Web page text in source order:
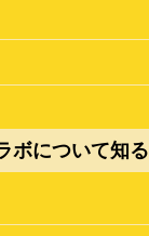
ボについて知る